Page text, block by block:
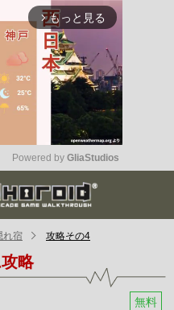
arrow_forward_ios もっと見る
Mute
Powered by GliaStudios
れ宿 攻略その4
略
無料